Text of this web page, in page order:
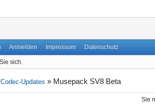
Anmelden Impressum Datenschutz
sich.
Updates » Musepack SV8 Beta
Sie